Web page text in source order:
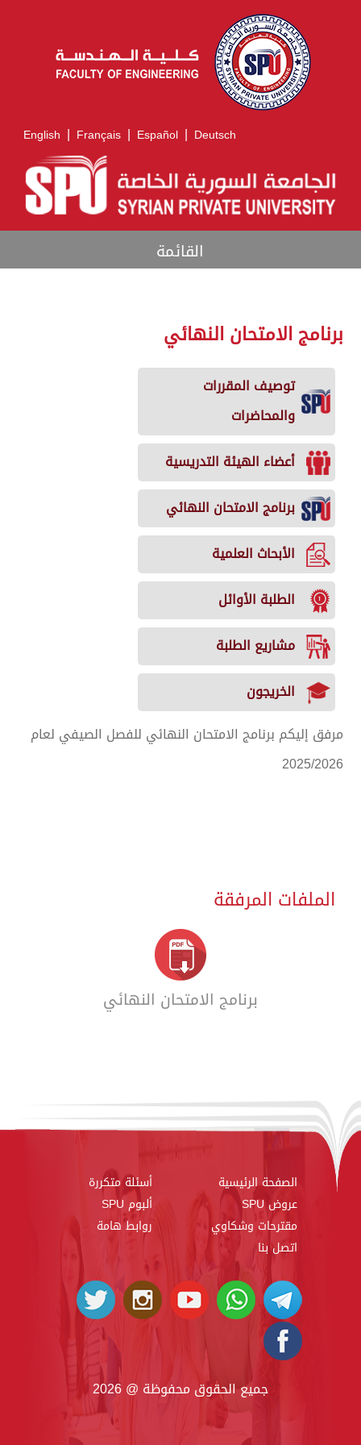
English | Français | Español | Deutsch
القائمة
برنامج الامتحان النهائي
توصيف المقررات
والمحاضرات
أعضاء الهيئة التدريسية
برنامج الامتحان النهائي
الأبحاث العلمية
الطلبة الأوائل
مشاريع الطلبة
الخريجون
مرفق إليكم برنامج الامتحان النهائي للفصل الصيفي لعام
2025/2026
الملفات المرفقة
برنامج الامتحان النهائي
الصفحة الرئيسية
أسئلة متكررة
عروض SPU
ألبوم SPU
مقترحات وشكاوي
روابط هامة
اتصل بنا
جميع الحقوق محفوظة @ 2026